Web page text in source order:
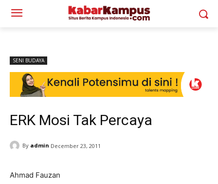
SENI BUDAYA
ERK Mosi Tak Percaya
By admin December 23, 2011
Ahmad Fauzan